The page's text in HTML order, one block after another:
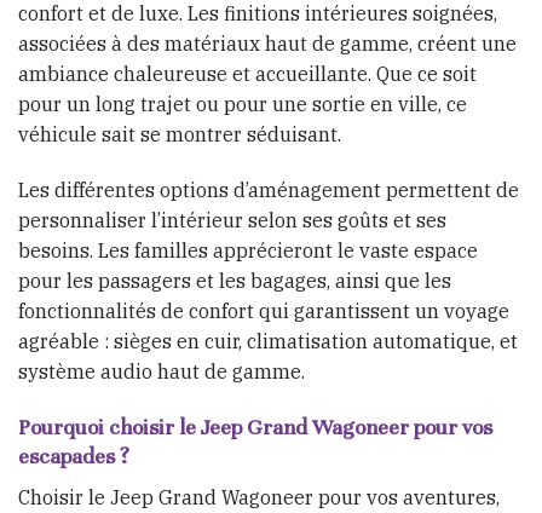
confort et de luxe. Les finitions intérieures soignées,
associées à des matériaux haut de gamme, créent une
ambiance chaleureuse et accueillante. Que ce soit
pour un long trajet ou pour une sortie en ville, ce
véhicule sait se montrer séduisant.
Les différentes options d’aménagement permettent de
personnaliser l’intérieur selon ses goûts et ses
besoins. Les familles apprécieront le vaste espace
pour les passagers et les bagages, ainsi que les
fonctionnalités de confort qui garantissent un voyage
agréable : sièges en cuir, climatisation automatique, et
système audio haut de gamme.
Pourquoi choisir le Jeep Grand Wagoneer pour vos
escapades ?
Choisir le Jeep Grand Wagoneer pour vos aventures,